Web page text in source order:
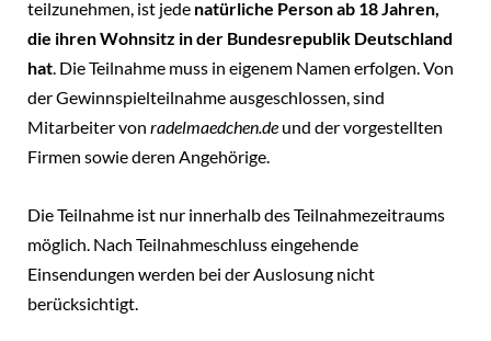
teilzunehmen, ist jede natürliche Person ab 18 Jahren,
die ihren Wohnsitz in der Bundesrepublik Deutschland
hat. Die Teilnahme muss in eigenem Namen erfolgen. Von
der Gewinnspielteilnahme ausgeschlossen, sind
Mitarbeiter von radelmaedchen.de und der vorgestellten
Firmen sowie deren Angehörige.
Die Teilnahme ist nur innerhalb des Teilnahmezeitraums
möglich. Nach Teilnahmeschluss eingehende
Einsendungen werden bei der Auslosung nicht
berücksichtigt.